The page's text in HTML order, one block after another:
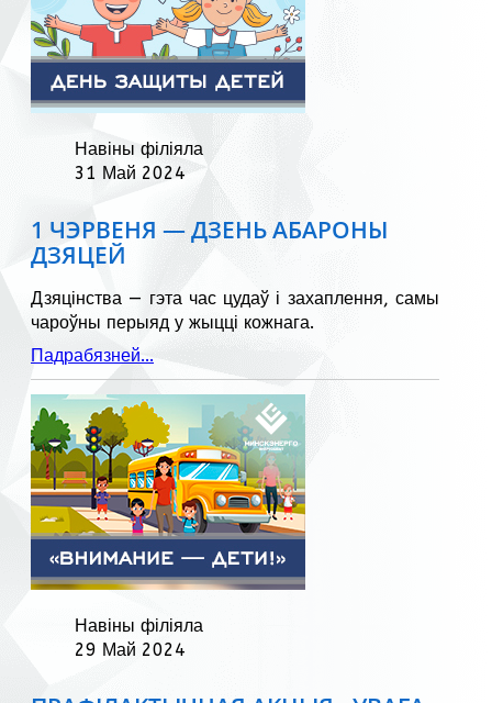
Навіны філіяла
31 Май 2024
1 ЧЭРВЕНЯ — ДЗЕНЬ АБАРОНЫ
ДЗЯЦЕЙ
Дзяцінства — гэта час цудаў і захаплення, самы
чароўны перыяд у жыцці кожнага.
Падрабязней...
Навіны філіяла
29 Май 2024